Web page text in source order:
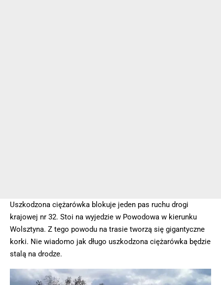
Uszkodzona ciężarówka blokuje jeden pas ruchu drogi
krajowej nr 32. Stoi na wyjedzie w Powodowa w kierunku
Wolsztyna. Z tego powodu na trasie tworzą się gigantyczne
korki. Nie wiadomo jak długo uszkodzona ciężarówka będzie
stalą na drodze.